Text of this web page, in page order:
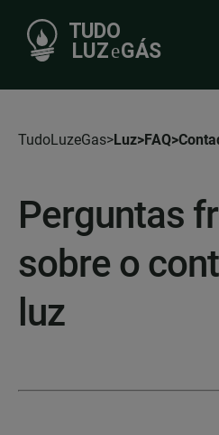
TudoLuzeGas Luz FAQ
Perguntas
sobre o
luz